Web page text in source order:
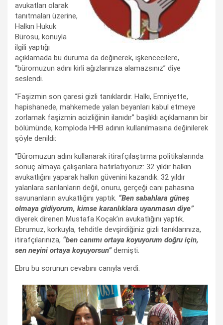
avukatları olarak
tanıtmaları üzerine,
Halkın Hukuk
Bürosu, konuyla
ilgili yaptığı
açıklamada bu duruma da değinerek, işkencecilere,
“büromuzun adını kirli ağızlarınıza alamazsınız” diye
seslendi.
“Faşizmin son çaresi gizli tanıklardır. Halkı, Emniyette,
hapishanede, mahkemede yalan beyanları kabul etmeye
zorlamak faşizmin acizliğinin ilanıdır” başlıklı açıklamanın bir
bölümünde, komploda HHB adının kullanılmasına değinilerek
şöyle denildi:
“Büromuzun adını kullanarak itirafçılaştırma politikalarında
sonuç almaya çalışanlara hatırlatıyoruz: 32 yıldır halkın
avukatlığını yaparak halkın güvenini kazandık. 32 yıldır
yalanlara sarılanların değil, onuru, gerçeği canı pahasına
savunanların avukatlığını yaptık. “Ben sabahlara güneş
olmaya gidiyorum, kimse karanlıklara uyanmasın diye”
diyerek direnen Mustafa Koçak’ın avukatlığını yaptık.
Ebrumuz, korkuyla, tehditle devşirdiğiniz gizli tanıklarınıza,
itirafçılarınıza, “ben canımı ortaya koyuyorum doğru için,
sen neyini ortaya koyuyorsun”demişti.
Ebru bu sorunun cevabını canıyla verdi.